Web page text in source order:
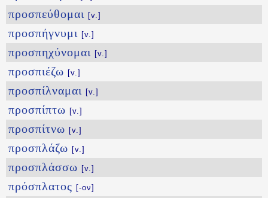
προσπεύθομαι [v.]
προσπήγνυμι [v.]
προσπηχύνομαι [v.]
προσπιέζω [v.]
προσπίλναμαι [v.]
προσπίπτω [v.]
προσπίτνω [v.]
προσπλάζω [v.]
προσπλάσσω [v.]
πρόσπλατος [-ον]